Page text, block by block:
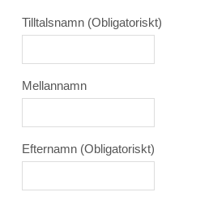
Tilltalsnamn (Obligatoriskt)
Mellannamn
Efternamn (Obligatoriskt)